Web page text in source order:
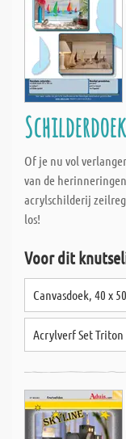
Of je nu vol
van de
acrylschilderij
los!
Voor dit
Canvasdoek, 40 x
Acrylverf Set Triton